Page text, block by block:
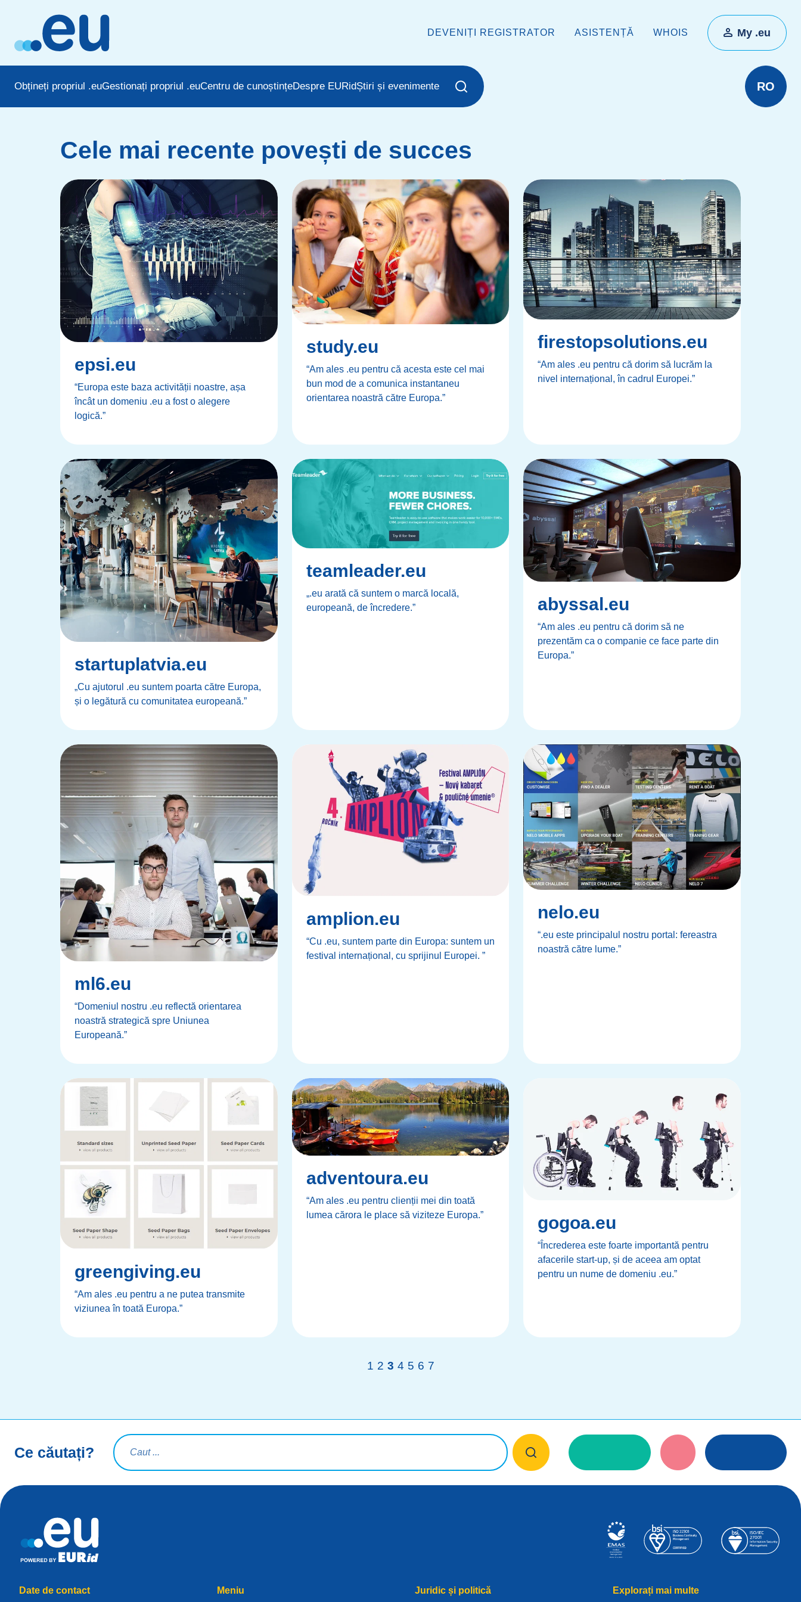
DEVENIȚI REGISTRATOR ASISTENȚĂ WHOIS My .eu
Obțineți propriul .euGestionați propriul .euCentru de cunoștințeDespre EURidȘtiri și evenimente RO
Cele mai recente povești de succes
epsi.eu
“Europa este baza activității noastre, așa
încât un domeniu .eu a fost o alegere
logică.”
study.eu
“Am ales .eu pentru că acesta este cel mai
bun mod de a comunica instantaneu
orientarea noastră către Europa.”
firestopsolutions.eu
“Am ales .eu pentru că dorim să lucrăm la
nivel internațional, în cadrul Europei.”
startuplatvia.eu
„Cu ajutorul .eu suntem poarta către Europa,
și o legătură cu comunitatea europeană.”
teamleader.eu
„.eu arată că suntem o marcă locală,
europeană, de încredere.”
abyssal.eu
“Am ales .eu pentru că dorim să ne
prezentăm ca o companie ce face parte din
Europa.”
ml6.eu
“Domeniul nostru .eu reflectă orientarea
noastră strategică spre Uniunea
Europeană.”
amplion.eu
“Cu .eu, suntem parte din Europa: suntem un
festival internațional, cu sprijinul Europei. ”
nelo.eu
“.eu este principalul nostru portal: fereastra
noastră către lume.”
greengiving.eu
“Am ales .eu pentru a ne putea transmite
viziunea în toată Europa.”
adventoura.eu
“Am ales .eu pentru clienții mei din toată
lumea cărora le place să viziteze Europa.”
gogoa.eu
“Încrederea este foarte importantă pentru
afacerile start-up, și de aceea am optat
pentru un nume de domeniu .eu.”
1 2 3 4 5 6 7
Ce căutați?
Interogare de căutare
Date de contact Meniu Juridic și politică Explorați mai multe